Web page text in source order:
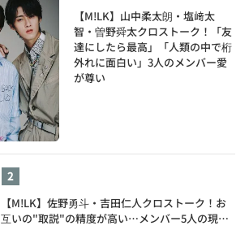
【M!LK】山中柔太朗・塩﨑太
智・曽野舜太クロストーク！「友
達にしたら最高」「人類の中で桁
外れに面白い」3人のメンバー愛
が尊い
【M!LK】佐野勇斗・吉田仁人クロストーク！お
互いの"取説"の精度が高い…メンバー5人の現在